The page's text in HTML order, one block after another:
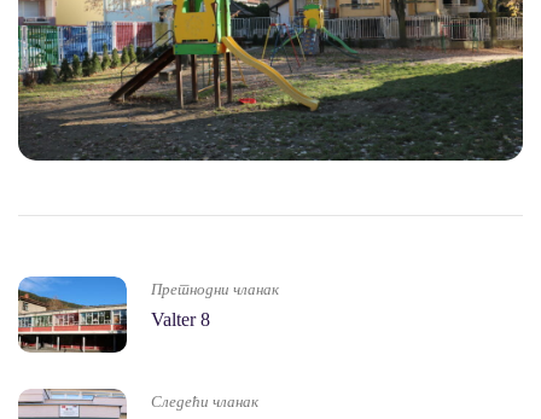
Претнодни чланак
Valter 8
Следећи чланак